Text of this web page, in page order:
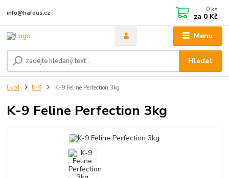
Menu
Hledat
info@hafous.cz 0 ks
za 0 Kč
Úvod K-9 K-9 Feline Perfection 3kg
K-9 Feline Perfection 3kg